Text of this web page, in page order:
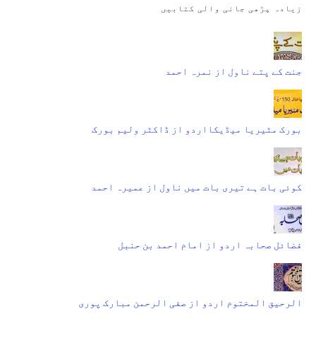
زیادہ پڑھی جانی والی کتابیں
جنت کے پتے ناول از نمرہ احمد
بورک مٹیریا میڈیکااردو از ڈاکٹر ولیم بورک
کوئی بات ہے تیری بات میں ناول از عمیرہ احمد
فضائل صحابہ اردو از امام احمد بن حنبل
الرحیق المختوم اردو از صفی الرحمن مبارک پوری